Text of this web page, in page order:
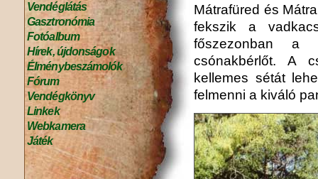
Vendéglátás
Gasztronómia
Fotóalbum
Hírek, újdonságok
Élménybeszámolók
Fórum
Vendégkönyv
Linkek
Webkamera
Játék
Mátrafüred és
fekszik a
főszezonban a
csónakbérlőt. A
kellemes sétát
felmenni a kiváló